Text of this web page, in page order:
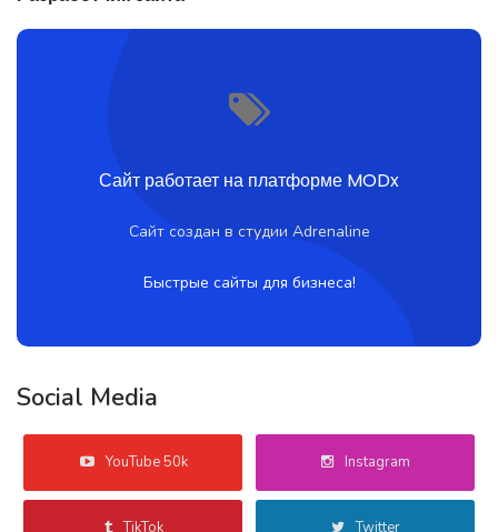
Сайт работает на платформе MODx
Сайт создан в студии Adrenaline
Быстрые сайты для бизнеса!
Social Media
YouTube 50k Instagram
TikTok Twitter